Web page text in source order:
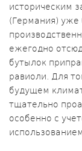
историческим
(Германия) уже
ежегодно
бутылок
равиоли. Для
будущем
тщательно
особенно с